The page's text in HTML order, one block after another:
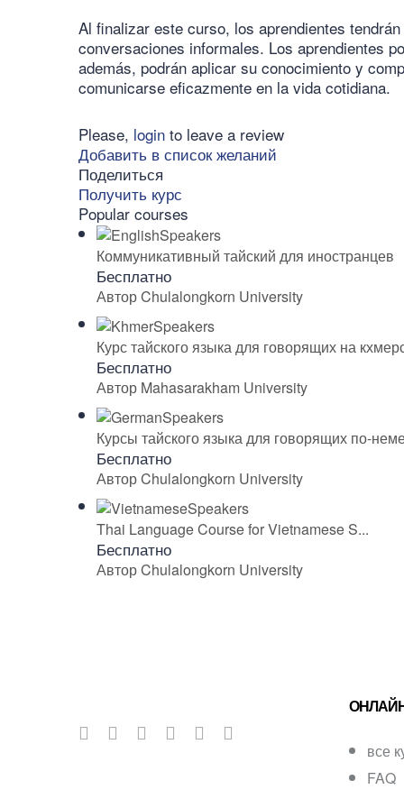
Al finalizar este curso, los aprendientes
conversaciones informales. Los aprendientes
además, podrán aplicar su conocimiento y
comunicarse eficazmente en la vida cotidiana.
Please, login to leave a review
Добавить в список желаний
Поделиться
Получить курс
Popular courses
Коммуникативный тайский для иностранцев
Бесплатно
Автор Chulalongkorn University
Курс тайского языка для говорящих на
Бесплатно
Автор Mahasarakham University
Курсы тайского языка для говорящих по-
Бесплатно
Автор Chulalongkorn University
Thai Language Course for Vietnamese S...
Бесплатно
Автор Chulalongkorn University
все
FAQ